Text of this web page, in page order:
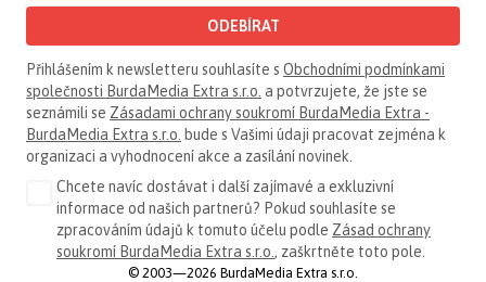
ODEBÍRAT
Přihlášením k newsletteru souhlasíte s Obchodními podmínkami
společnosti BurdaMedia Extra s.r.o. a potvrzujete, že jste se
seznámili se Zásadami ochrany soukromí BurdaMedia Extra -
BurdaMedia Extra s.r.o. bude s Vašimi údaji pracovat zejména k
organizaci a vyhodnocení akce a zasílání novinek.
Chcete navíc dostávat i další zajímavé a exkluzivní
informace od našich partnerů? Pokud souhlasíte se
zpracováním údajů k tomuto účelu podle Zásad ochrany
soukromí BurdaMedia Extra s.r.o. , zaškrtněte toto pole.
© 2003—2026 BurdaMedia Extra s.r.o.